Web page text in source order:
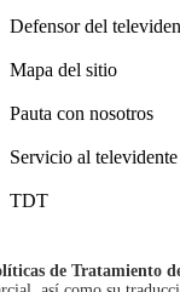
Defensor del
Mapa del sitio
Pauta con nosotros
Servicio al televidente
TDT
de Tratamiento